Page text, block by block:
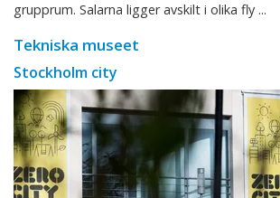
grupprum. Salarna ligger avskilt i olika fly ...
Tekniska museet
Stockholm city